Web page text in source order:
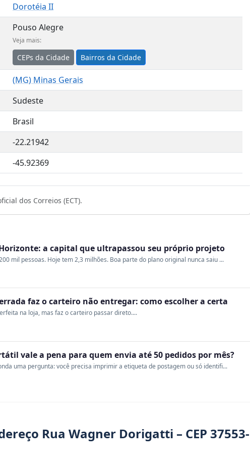
Dorotéia II
Pouso Alegre
Veja mais:
CEPs da Cidade Bairros da Cidade
(MG) Minas Gerais
Sudeste
Brasil
-22.21942
-45.92369
dos Correios (ECT).
a capital que ultrapassou seu próprio projeto
mil pessoas. Hoje tem 2,3 milhões. Boa parte do plano original nunca saiu ...
faz o carteiro não entregar: como escolher a certa
na loja, mas faz o carteiro passar direto....
vale a pena para quem envia até 50 pedidos por mês?
uma pergunta: você precisa imprimir a etiqueta de postagem ou só identifi...
Rua Wagner Dorigatti – CEP 37553-